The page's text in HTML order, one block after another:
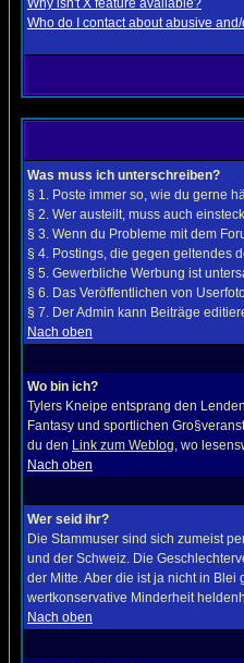
Why isn't X feature available?
Who do I contact about abusive
Was muss ich unterschreiben?
§ 1. Poste immer so, wie du gerne
§ 2. Wer austeilt, muss auch
§ 3. Wenn du Probleme mit dem
§ 4. Postings, die gegen geltendes
§ 5. Gewerbliche Werbung ist
§ 6. Das Veröffentlichen von
§ 7. Der Admin kann Beiträge
Nach oben
Wo bin ich?
Tylers Kneipe entsprang den
Fantasy und sportlichen
du den Link zum Weblog, wo
Nach oben
Wer seid ihr?
Die Stammuser sind sich zumeist
und der Schweiz. Die
der Mitte. Aber die ist ja nicht in
wertkonservative Minderheit
Nach oben